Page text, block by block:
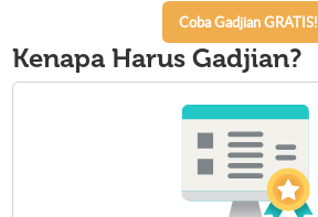
Coba Gadjian GRATIS!
Kenapa HarusGadjian?